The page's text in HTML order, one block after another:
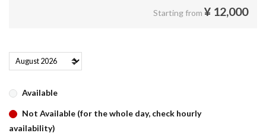
Starting from ¥ 12,000
Available
Not Available (for the whole day, check hourly
availability)